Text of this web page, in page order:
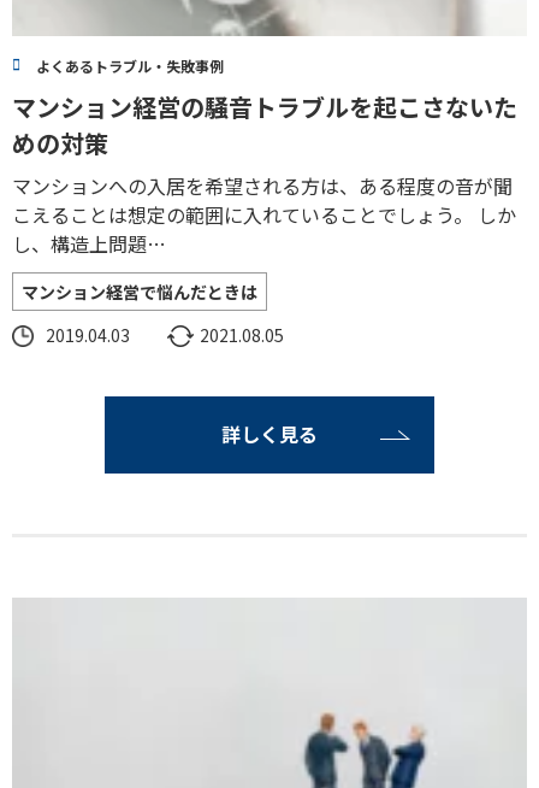
よくあるトラブル・失敗事例
マンション経営の騒音トラブルを起こさないた
めの対策
マンションへの入居を希望される方は、ある程度の音が聞
こえることは想定の範囲に入れていることでしょう。 しか
し、構造上問題…
マンション経営で悩んだときは
2019.04.03
2021.08.05
詳しく見る